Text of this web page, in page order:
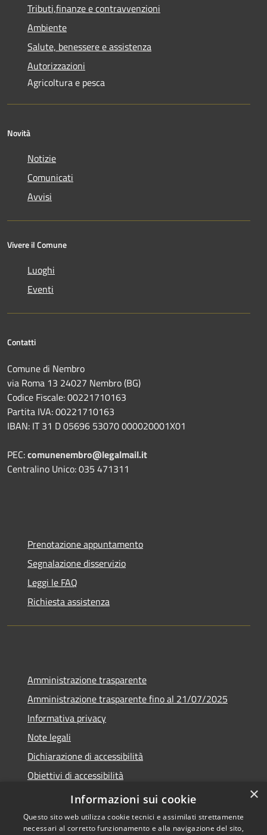
Tributi,finanze e contravvenzioni
Ambiente
Salute, benessere e assistenza
Autorizzazioni
Agricoltura e pesca
Novità
Notizie
Comunicati
Avvisi
Vivere il Comune
Luoghi
Eventi
Contatti
Comune di Nembro
via Roma 13 24027 Nembro (BG)
Codice Fiscale: 00221710163
Partita IVA: 00221710163
IBAN: IT 31 D 05696 53070 000020001X01
PEC:comunenembro@legalmail.it
Centralino Unico: 035 471311
Prenotazione appuntamento
Segnalazione disservizio
Leggi le FAQ
Richiesta assistenza
Amministrazione trasparente
Amministrazione trasparente fino al 21/07/2025
Informativa privacy
Note legali
Dichiarazione di accessibilità
Obiettivi di accessibilità
Piano di miglioramento
×
Informazioni sui cookie
Questo sito web utilizza cookie tecnici e assimilati strettamente
necessari al corretto funzionamento e alla navigazione del sito,